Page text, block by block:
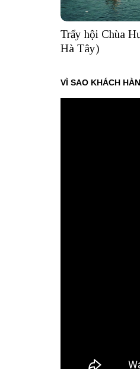
Trẩy hội Chùa
Hà Tây)
VÌ SAO KHÁCH